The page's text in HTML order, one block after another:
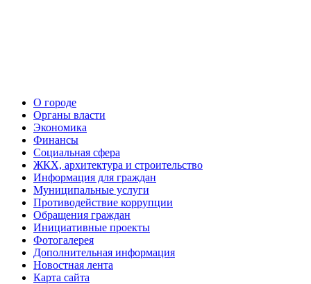
О городе
Органы власти
Экономика
Финансы
Социальная сфера
ЖКХ, архитектура и строительство
Информация для граждан
Муниципальные услуги
Противодействие коррупции
Обращения граждан
Инициативные проекты
Фотогалерея
Дополнительная информация
Новостная лента
Карта сайта